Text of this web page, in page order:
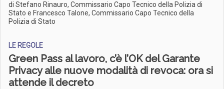
di Stefano Rinauro, Commissario Capo Tecnico della Polizia di
Stato e Francesco Talone, Commissario Capo Tecnico della
Polizia di Stato
LE REGOLE
Green Pass al lavoro, c’è l’OK del Garante
Privacy alle nuove modalità di revoca: ora si
attende il decreto